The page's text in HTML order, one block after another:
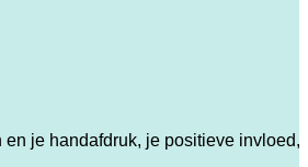
je handafdruk, je positieve invloed,